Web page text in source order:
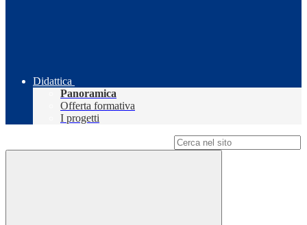
Didattica
Panoramica
Offerta formativa
I progetti